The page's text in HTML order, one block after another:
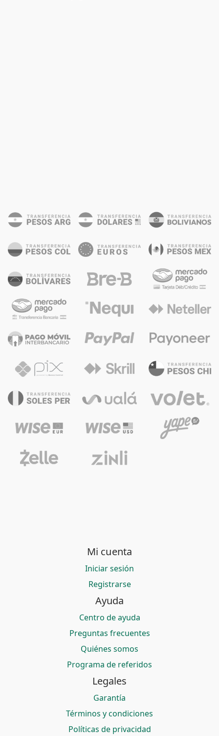
Mi cuenta
Iniciar sesión
Registrarse
Ayuda
Centro de ayuda
Preguntas frecuentes
Quiénes somos
Programa de referidos
Legales
Garantía
Términos y condiciones
Políticas de privacidad